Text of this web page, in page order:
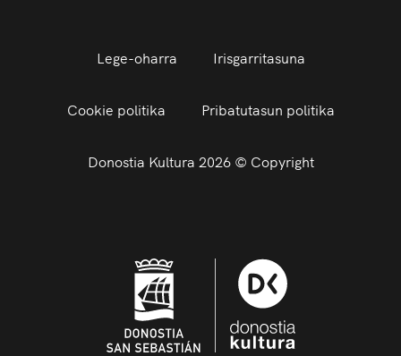
Lege-oharra Irisgarritasuna
Cookie politika Pribatutasun politika
Donostia Kultura 2026 © Copyright